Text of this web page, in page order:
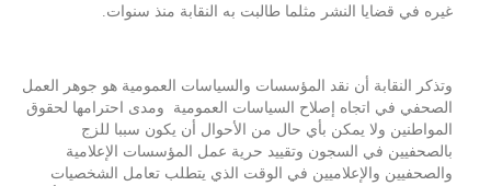
غيره في قضايا النشر مثلما طالبت به النقابة منذ سنوات.
وتذكر النقابة أن نقد المؤسسات والسياسات العمومية هو جوهر العمل
الصحفي في اتجاه إصلاح السياسات العمومية ومدى احترامها لحقوق
المواطنين ولا يمكن بأي حال من الأحوال أن يكون سببا للزج
بالصحفيين في السجون وتقييد حرية عمل المؤسسات الإعلامية
والصحفيين والإعلاميين في الوقت الذي يتطلب تعامل الشخصيات